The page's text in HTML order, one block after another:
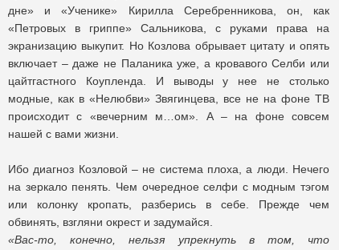
дне» и «Ученике» Кирилла Серебренникова, он, как
«Петровых в гриппе» Сальникова, с руками права на
экранизацию выкупит. Но Козлова обрывает цитату и опять
включает – даже не Паланика уже, а кровавого Селби или
цайтгастного Коупленда. И выводы у нее не столько
модные, как в «Нелюбви» Звягинцева, все не на фоне ТВ
происходит с «вечерним м…ом». А – на фоне совсем
нашей с вами жизни.
Ибо диагноз Козловой – не система плоха, а люди. Нечего
на зеркало пенять. Чем очередное селфи с модным тэгом
или колонку кропать, разберись в себе. Прежде чем
обвинять, взгляни окрест и задумайся.
«Вас-то, конечно, нельзя упрекнуть в том, что